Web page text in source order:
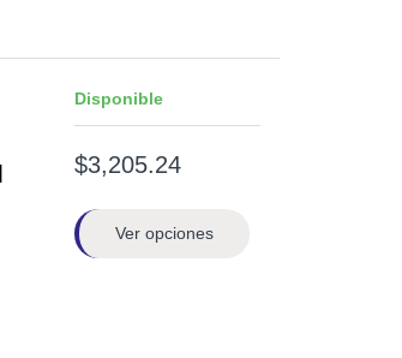
Disponible
$3,205.24
Ver opciones